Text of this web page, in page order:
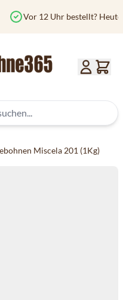
Heute versendet
Miscela 201 (1Kg)